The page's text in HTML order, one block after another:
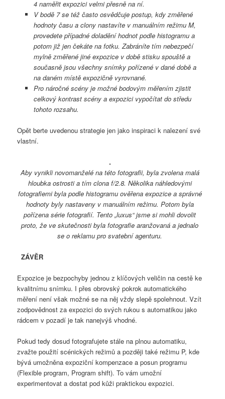
4 naměřit expozici velmi přesně na ní.
V bodě 7 se též často osvědčuje postup, kdy změřené
hodnoty času a clony nastavíte v manuálním režimu M,
provedete případné doladění hodnot podle histogramu a
potom již jen čekáte na fotku. Zabráníte tím nebezpečí
mylně změřené jiné expozice v době stisku spouště a
současně jsou všechny snímky pořízené v dané době a
na daném místě expozičně vyrovnané.
Pro náročné scény je možné bodovým měřením zjistit
celkový kontrast scény a expozici vypočítat do středu
tohoto rozsahu.
Opět berte uvedenou strategie jen jako inspiraci k nalezení své
vlastní.
Aby vynikli novomanželé na této fotografii, byla zvolena malá
hloubka ostrosti a tím clona f/2.8. Několika náhledovými
fotografiemi byla podle histogramu ověřena expozice a správné
hodnoty byly nastaveny v manuálním režimu. Potom byla
pořízena série fotografií. Tento „luxus“ jsme si mohli dovolit
proto, že ve skutečnosti byla fotografie aranžovaná a jednalo
se o reklamu pro svatební agenturu.
ZÁVĚR
Expozice je bezpochyby jednou z klíčových veličin na cestě ke
kvalitnímu snímku. I přes obrovský pokrok automatického
měření není však možné se na něj vždy slepě spolehnout. Vzít
zodpovědnost za expozici do svých rukou s automatikou jako
rádcem v pozadí je tak nanejvýš vhodné.
Pokud tedy dosud fotografujete stále na plnou automatiku,
zvažte použití scénických režimů a později také režimu P, kde
bývá umožněna expoziční kompenzace a posun programu
(Flexible program, Program shift). To vám umožní
experimentovat a dostat pod kůži praktickou expozici.